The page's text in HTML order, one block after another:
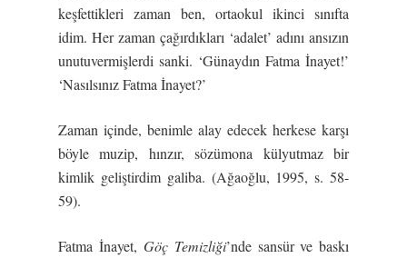
keşfettikleri zaman ben, ortaokul ikinci sınıfta
idim. Her zaman çağırdıkları ‘adalet’ adını ansızın
unutuvermişlerdi sanki. ‘Günaydın Fatma İnayet!’
‘Nasılsınız Fatma İnayet?’
Zaman içinde, benimle alay edecek herkese karşı
böyle muzip, hınzır, sözümona külyutmaz bir
kimlik geliştirdim galiba. (Ağaoğlu, 1995, s. 58-
59).
Fatma İnayet,Göç Temizliği’nde sansür ve baskı